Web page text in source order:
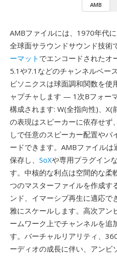
AMB
AMBファイルには、1970年代
全球面サラウンドサウンド技術
ーマット でエンコードされたオ
5.1や7.1などのチャンネルベー
ビソニクスは球面調和関数を使
ャプチャします — 1次Bフォー
構成されます: W(全指向性)、X(
の表現はスピーカーに依存せず
しで任意のスピーカー配置やバ
ードできます。AMBファイルは
保存し、 SoXや専用プラグイン
す。中核的な利点は空間的な
つのマスターファイルを作成す
ンド、イマーシブ再生に適応で
雅にスケールします。高次アン
ームワーク上でチャンネルを追
す。バーチャルリアリティ、
ーディオの成長に伴い、アンビ